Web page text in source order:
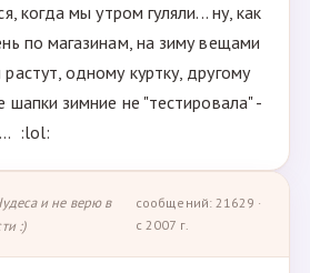
когда мы утром гуляли... ну, как
по магазинам, на зиму вещами
одному куртку, другому
шапки зимние не "тестировала" -
:lol:
и не верю в
:)
сообщений: 21629 ·
с 2007 г.